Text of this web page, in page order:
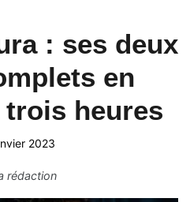
: ses deux
en
heures
2023
rédaction